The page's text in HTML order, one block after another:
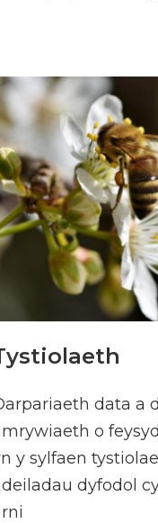
data a
o
y sylfaen
dyfodol